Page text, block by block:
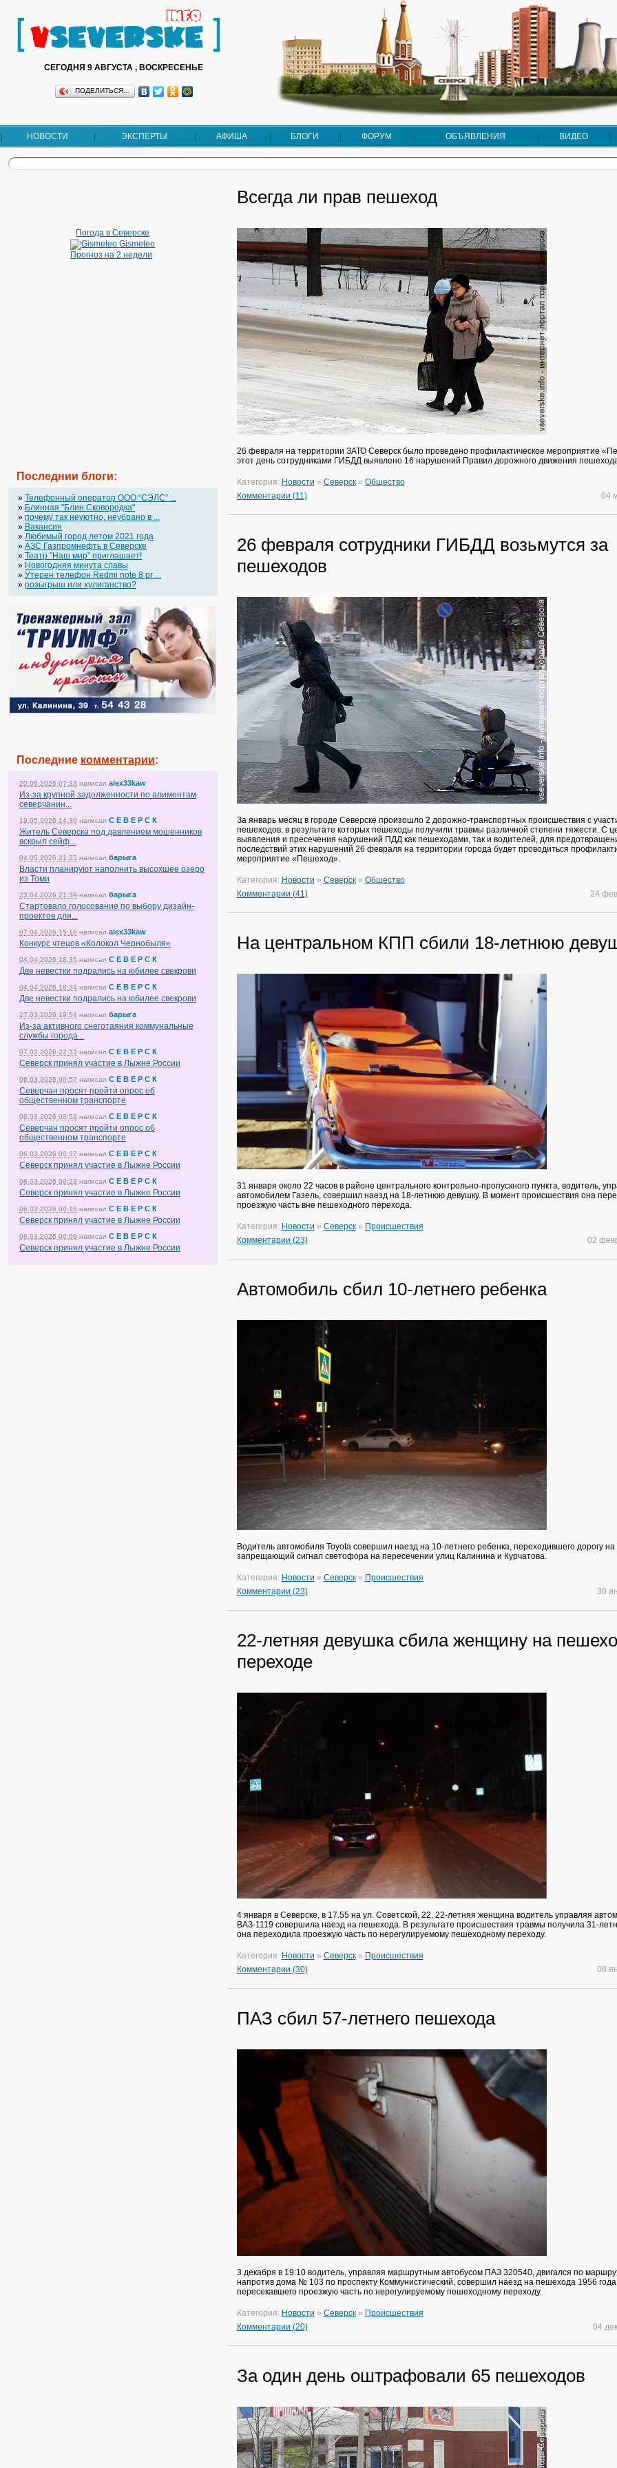
СЕГОДНЯ 9 АВГУСТА , ВОСКРЕСЕНЬЕ
ПОДЕЛИТЬСЯ…
НОВОСТИ ЭКСПЕРТЫ АФИША БЛОГИ ФОРУМ ОБЪЯВЛЕНИЯ ВИДЕО
Погода в Северске
Gismeteo
Прогноз на 2 недели
Последнии блоги:
» Телефонный оператор OOO “СЭЛС” ...
» Блинная "Блин.Сковородка"
» почему так неуютно, неубрано в ...
» Вакансия
» Любимый город летом 2021 года
» АЗС Газпромнефть в Северске
» Театр "Наш мир" приглашает!
» Новогодняя минута славы
» Утерен телефон Redmi note 8 pr ...
» розыгрыш или хулиганство?
Последние комментарии:
20.06.2026 07:33 написал alex33kaw
Из-за крупной задолженности по алиментам
северчанин...
19.05.2026 14:30 написал С Е В Е Р С К
Житель Северска под давлением мошенников
вскрыл сейф...
04.05.2026 21:25 написал барыга
Власти планируют наполнить высохшее озеро
из Томи
23.04.2026 21:39 написал барыга
Стартовало голосование по выбору дизайн-
проектов для...
07.04.2026 15:18 написал alex33kaw
Конкурс чтецов «Колокол Чернобыля»
04.04.2026 18:35 написал С Е В Е Р С К
Две невестки подрались на юбилее свекрови
04.04.2026 18:34 написал С Е В Е Р С К
Две невестки подрались на юбилее свекрови
27.03.2026 19:54 написал барыга
Из-за активного снеготаяния коммунальные
службы города...
07.03.2026 22:33 написал С Е В Е Р С К
Северск принял участие в Лыжне России
06.03.2026 00:57 написал С Е В Е Р С К
Северчан просят пройти опрос об
общественном транспорте
06.03.2026 00:52 написал С Е В Е Р С К
Северчан просят пройти опрос об
общественном транспорте
06.03.2026 00:37 написал С Е В Е Р С К
Северск принял участие в Лыжне России
06.03.2026 00:23 написал С Е В Е Р С К
Северск принял участие в Лыжне России
06.03.2026 00:18 написал С Е В Е Р С К
Северск принял участие в Лыжне России
06.03.2026 00:09 написал С Е В Е Р С К
Северск принял участие в Лыжне России
Всегда ли прав пешеход
26 февраля на территории ЗАТО Северск было проведено профилактическое мероприятие
этот день сотрудниками ГИБДД выявлено 16 нарушений Правил дорожного движения
Категория: Новости » Северск» Общество
Комментарии (11)
04
26 февраля сотрудники ГИБДД возьмутся за
пешеходов
За январь месяц в городе Северске произошло 2 дорожно-транспортных происшествия с
пешеходов, в результате которых пешеходы получили травмы различной степени тяжести. С
выявления и пресечения нарушений ПДД как пешеходами, так и водителей, для
последствий этих нарушений 26 февраля на территории города будет проводиться
мероприятие «Пешеход».
Категория: Новости » Северск» Общество
Комментарии (41)
24
На центральном КПП сбили 18-летнюю
31 января около 22 часов в районе центрального контрольно-пропускного пункта, водитель,
автомобилем Газель, совершил наезд на 18-летнюю девушку. В момент происшествия она
проезжую часть вне пешеходного перехода.
Категория: Новости » Северск» Происшествия
Комментарии (23)
02
Автомобиль сбил 10-летнего ребенка
Водитель автомобиля Toyota совершил наезд на 10-летнего ребенка, переходившего дорогу на
запрещающий сигнал светофора на пересечении улиц Калинина и Курчатова.
Категория: Новости » Северск» Происшествия
Комментарии (23)
30
22-летняя девушка сбила женщину на
переходе
4 января в Северске, в 17.55 на ул. Советской, 22, 22-летняя женщина водитель управляя
ВАЗ-1119 совершила наезд на пешехода. В результате происшествия травмы получила 31-
она переходила проезжую часть по нерегулируемому пешеходному переходу.
Категория: Новости » Северск» Происшествия
Комментарии (30)
08
ПАЗ сбил 57-летнего пешехода
3 декабря в 19:10 водитель, управляя маршрутным автобусом ПАЗ 320540, двигался по
напротив дома № 103 по проспекту Коммунистический, совершил наезд на пешехода 1956
пересекавшего проезжую часть по нерегулируемому пешеходному переходу.
Категория: Новости » Северск» Происшествия
Комментарии (20)
04
За один день оштрафовали 65 пешеходов